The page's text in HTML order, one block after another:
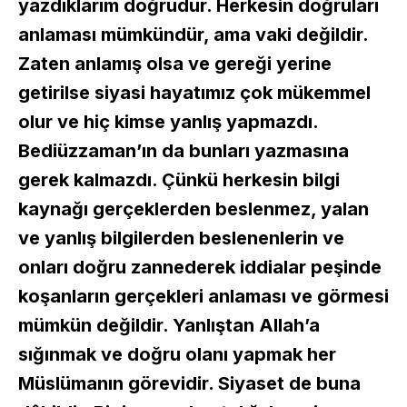
yazdıklarım doğrudur. Herkesin doğruları
anlaması mümkündür, ama vaki değildir.
Zaten anlamış olsa ve gereği yerine
getirilse siyasi hayatımız çok mükemmel
olur ve hiç kimse yanlış yapmazdı.
Bediüzzaman’ın da bunları yazmasına
gerek kalmazdı. Çünkü herkesin bilgi
kaynağı gerçeklerden beslenmez, yalan
ve yanlış bilgilerden beslenenlerin ve
onları doğru zannederek iddialar peşinde
koşanların gerçekleri anlaması ve görmesi
mümkün değildir. Yanlıştan Allah’a
sığınmak ve doğru olanı yapmak her
Müslümanın görevidir. Siyaset de buna